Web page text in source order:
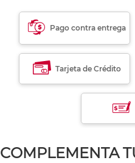
Pago contra entrega
Tarjeta de Crédito
COMPLEMENTA